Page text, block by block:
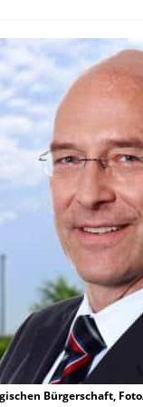
Bürgerschaft,
CDU &
der Wahl
einfliegen:
Die
halten die Wähler
Stimmung wegen
verübten Anschläge
Flüge vor der[...]